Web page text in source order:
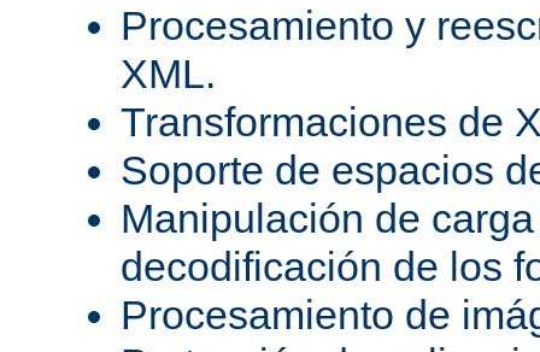
Procesamiento y
XML.
Transformaciones de
Soporte de espacios
Manipulación de
decodificación de los
Procesamiento de